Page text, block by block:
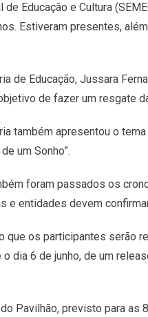
de Educação e Cultura
Estiveram presentes,
de Educação, Jussara
de fazer um resgate
também apresentou o
um Sonho”.
foram passados os
e entidades devem
que os participantes serão
dia 6 de junho, de um
Pavilhão, previsto para as